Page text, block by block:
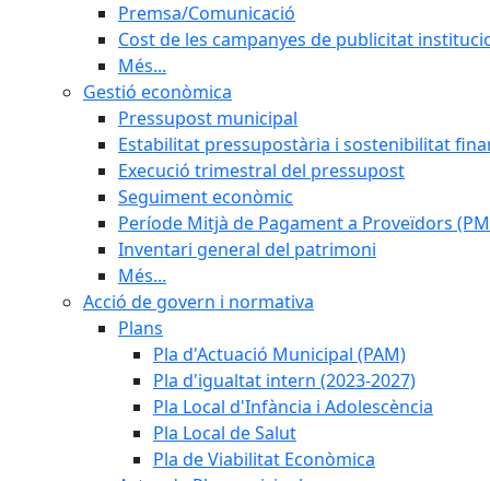
Premsa/Comunicació
Cost de les campanyes de publicitat
Més...
Gestió econòmica
Pressupost municipal
Estabilitat pressupostària i sostenibilitat
Execució trimestral del pressupost
Seguiment econòmic
Període Mitjà de Pagament a Proveïdors
Inventari general del patrimoni
Més...
Acció de govern i normativa
Plans
Pla d'Actuació Municipal (PAM)
Pla d'igualtat intern (2023-2027)
Pla Local d'Infància i Adolescència
Pla Local de Salut
Pla de Viabilitat Econòmica